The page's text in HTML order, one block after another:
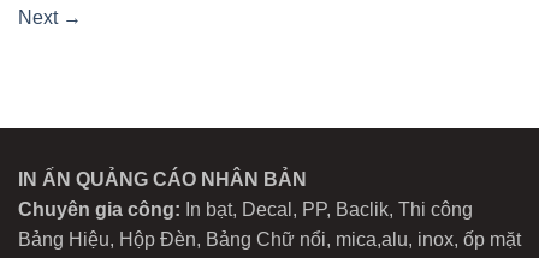
Next →
IN ẤN QUẢNG CÁO NHÂN BẢN
Chuyên gia công: In bạt, Decal, PP, Baclik, Thi công
Bảng Hiệu, Hộp Đèn, Bảng Chữ nổi, mica,alu, inox, ốp mặt